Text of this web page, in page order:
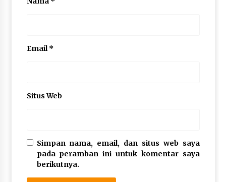
Email *
Situs Web
Simpan nama, email, dan situs web saya
pada peramban ini untuk komentar saya
berikutnya.